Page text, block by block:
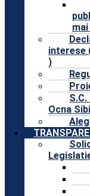
mai
interese
)
Ocna